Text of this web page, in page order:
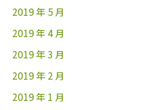
2019 年 5 月
2019 年 4 月
2019 年 3 月
2019 年 2 月
2019 年 1 月